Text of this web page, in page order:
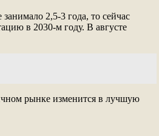
2,5-3 года, то сейчас
в 2030-м году. В августе
рынке изменится в лучшую